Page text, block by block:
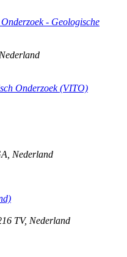
- Geologische
Nederland
Onderzoek (VITO)
Nederland
TV, Nederland